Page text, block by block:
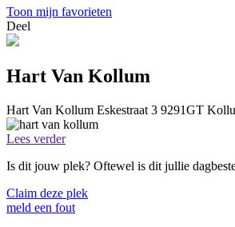
Toon mijn favorieten
Deel
Hart Van Kollum
Hart Van Kollum Eskestraat 3 9291GT
Lees verder
Is dit jouw plek? Oftewel is dit jullie
Claim deze plek
meld een fout